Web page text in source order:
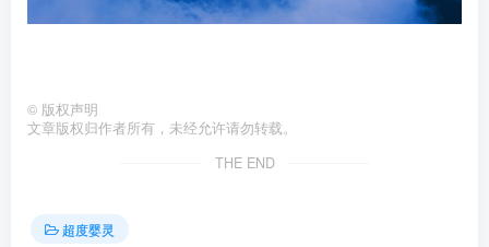
© 版权声明
文章版权归作者所有，未经允许请勿转载。
THE END
超度婴灵